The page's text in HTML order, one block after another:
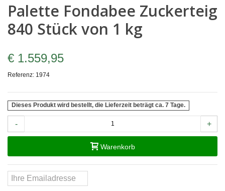
Palette Fondabee Zuckerteig
840 Stück von 1 kg
€ 1.559,95
Referenz: 1974
Dieses Produkt wird bestellt, die Lieferzeit beträgt ca. 7 Tage.
- +
Warenkorb